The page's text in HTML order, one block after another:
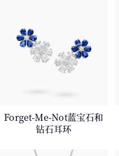
Forget-Me-Not蓝宝石和
钻⁠石⁠耳⁠环